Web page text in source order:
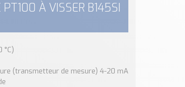
À VISSER B145SI
°C)
(transmetteur de mesure) 4-20 mA